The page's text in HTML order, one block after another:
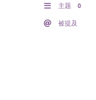
主题 0
被提及